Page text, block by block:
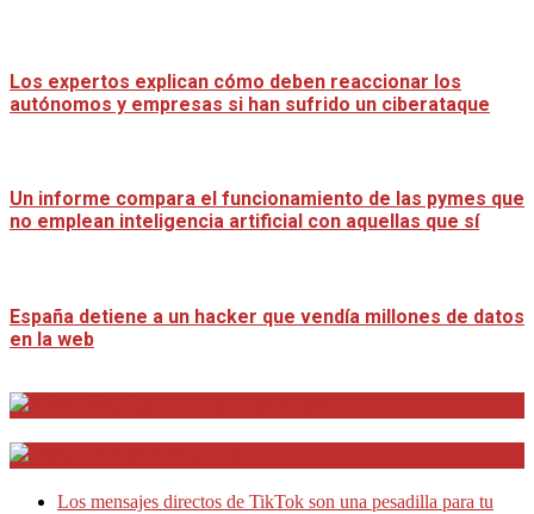
Los expertos explican cómo deben reaccionar los
autónomos y empresas si han sufrido un ciberataque
Un informe compara el funcionamiento de las pymes que
no emplean inteligencia artificial con aquellas que sí
España detiene a un hacker que vendía millones de datos
en la web
Los mensajes directos de TikTok son una pesadilla para tu